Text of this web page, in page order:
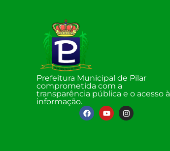
Prefeitura Municipal de Pilar
comprometida com a
transparência pública e o acesso à
informação.